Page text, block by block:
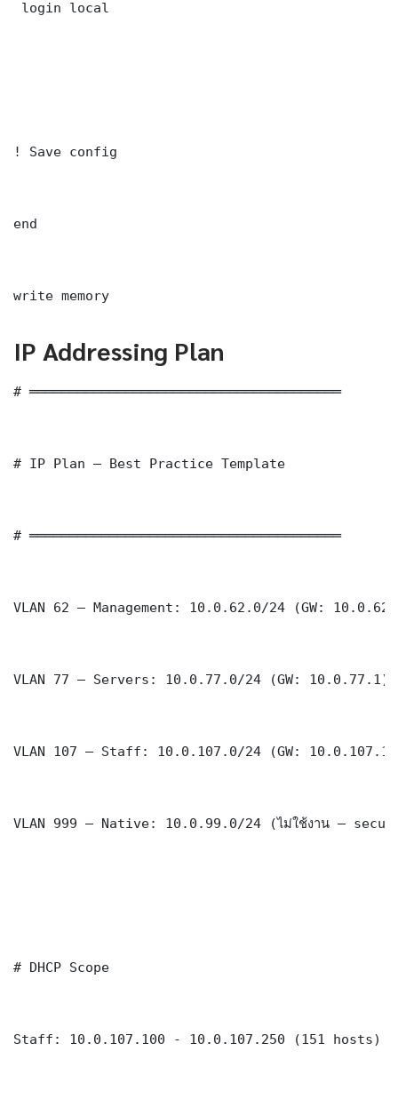
login local
! Save config
end
write memory
IP Addressing Plan
# ═══════════════════════════════════════
# IP Plan — Best Practice Template
# ═══════════════════════════════════════
VLAN 62 — Management: 10.0.62.0/24 (GW:
VLAN 77 — Servers: 10.0.77.0/24 (GW: 10.0.77.1)
VLAN 107 — Staff: 10.0.107.0/24 (GW: 10.0.107.1)
VLAN 999 — Native: 10.0.99.0/24 (ไม่ใช้งาน —
# DHCP Scope
Staff: 10.0.107.100 - 10.0.107.250 (151 hosts)